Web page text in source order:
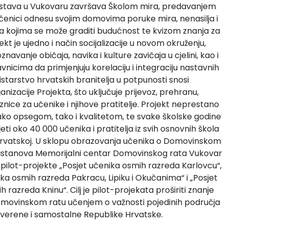
u Vukovaru završava Školom mira, predavanjem
odnesu svojim domovima poruke mira, nenasilja i
kojima se može graditi budućnost te kvizom znanja za
je ujedno i način socijalizacije u novom okruženju,
običaja, navika i kulture zavičaja u cjelini, kao i
da primjenjuju korelaciju i integraciju nastavnih
hrvatskih branitelja u potpunosti snosi
Projekta, što uključuje prijevoz, prehranu,
za učenike i njihove pratitelje. Projekt neprestano
opsegom, tako i kvalitetom, te svake školske godine
oko 40 000 učenika i pratitelja iz svih osnovnih škola
U sklopu obrazovanja učenika o Domovinskom
Memorijalni centar Domovinskog rata Vukovar
projekte „Posjet učenika osmih razreda Karlovcu“,
osmih razreda Pakracu, Lipiku i Okučanima“ i „Posjet
razreda Kninu“. Cilj je pilot-projekata proširiti znanje
ratu učenjem o važnosti pojedinih područja
i samostalne Republike Hrvatske.